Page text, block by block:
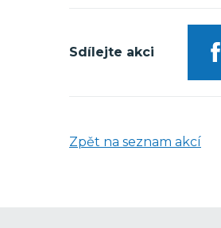
Sdílejte akci
Zpět na seznam akcí